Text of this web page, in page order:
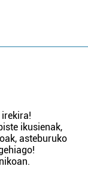
ikusienak,
asteburuko